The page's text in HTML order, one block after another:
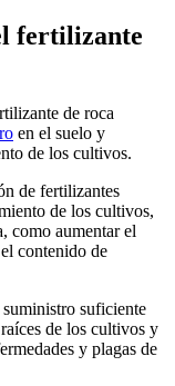
fertilizante
de roca
en el suelo y
de los cultivos.
de fertilizantes
de los cultivos,
como aumentar el
contenido de
suficiente
de los cultivos y
y plagas de